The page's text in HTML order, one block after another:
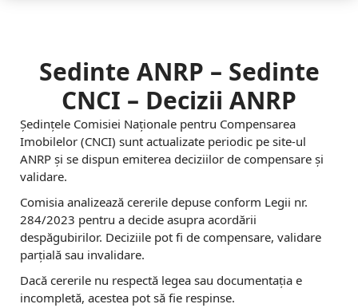
e
-
C
u
m
p
a
Sedinte ANRP – Sedinte
CNCI – Decizii ANRP
Ședințele Comisiei Naționale pentru Compensarea
Imobilelor (CNCI) sunt actualizate periodic pe site-ul
ANRP și se dispun emiterea deciziilor de compensare și
validare.
Comisia analizează cererile depuse conform Legii nr.
284/2023 pentru a decide asupra acordării
despăgubirilor. Deciziile pot fi de compensare, validare
parțială sau invalidare.
Dacă cererile nu respectă legea sau documentația e
incompletă, acestea pot să fie respinse.